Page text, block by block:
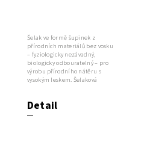
Detail
Šelak ve formě šupinek z
přírodních materiálů bez vosku
– fyziologicky nezávadný,
biologicky odbouratelný – pro
výrobu přírodního nátěru s
vysokým leskem. Šelaková